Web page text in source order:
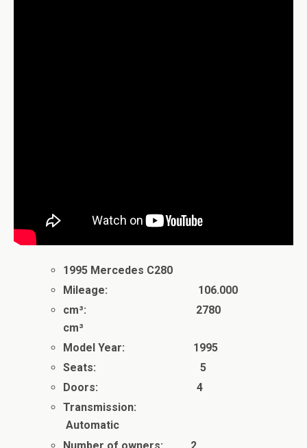
1995 Mercedes C280
Mileage: 106.000
cm³: 2780
cm³
Model Year: 1995
Seats: 5
Doors: 4
Transmission:
Automatic
Number of owners: 2